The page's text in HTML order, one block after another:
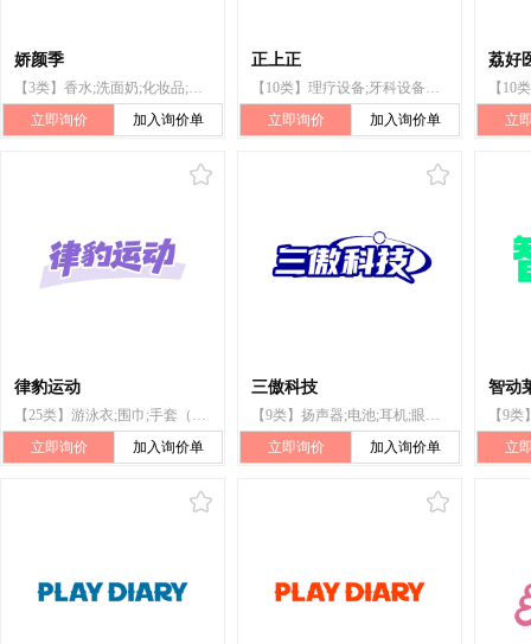
娇颜季
【3类】香水;洗面奶;化妆品;化妆用爽肤水;清洁制剂;香精油;口红;美容面膜;沐浴乳;牙膏
立即询价
加入询价单
正上正
【10类】理疗设备;牙科设备和仪器;植发用毛发;按摩器械;医疗器械和仪器;医用冷敷贴;矫形用物品;口罩;奶瓶;性玩具
立即询价
加入询价单
荔好
立
律豹运动
【25类】游泳衣;围巾;手套（服装）;运动服;防水服;腰带;帽;鞋;袜;服装
立即询价
加入询价单
三傲科技
【9类】扬声器;电池;耳机;眼镜;计算机软件（已录制）;智能手机;计算机硬件;电源材料（电线、电缆）;量具;计算机
立即询价
加入询价单
智动
立